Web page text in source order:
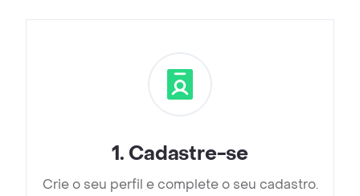
1. Cadastre-se
Crie o seu perfil e complete o seu cadastro.